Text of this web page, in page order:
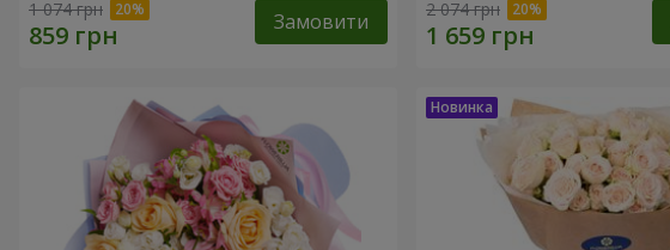
1 074 грн Замовити 2 074 грн